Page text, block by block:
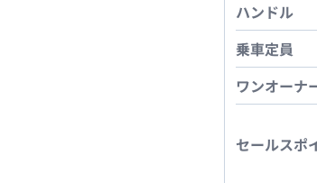
ハンドル
乗車定員
ワンオーナ
セールスポ